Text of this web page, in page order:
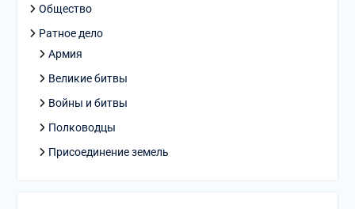
Общество
Ратное дело
Армия
Великие битвы
Войны и битвы
Полководцы
Присоединение земель